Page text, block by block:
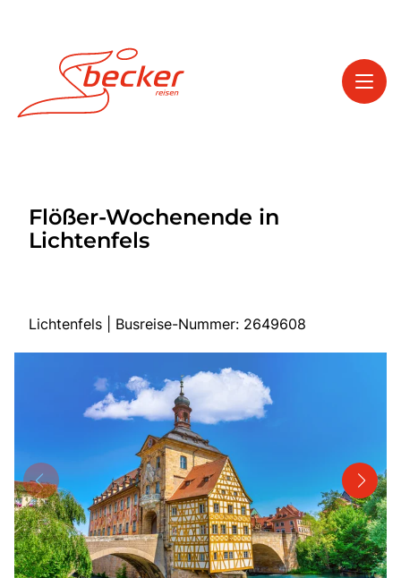
Service
Kontakt
Start
Tagesfahrten
Mehrtagesfahrten
Bus mieten
Katalog anfordern
Gutscheine
Service & Kontakt
Flößer-Wochenende in
Lichtenfels
Lichtenfels | Busreise-Nummer: 2649608